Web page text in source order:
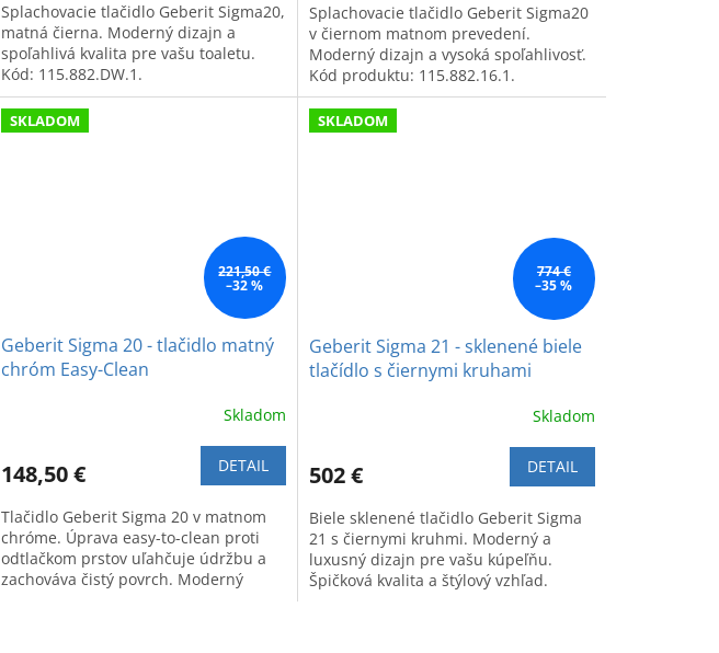
Splachovacie tlačidlo Geberit Sigma20,
matná čierna. Moderný dizajn a
spoľahlivá kvalita pre vašu toaletu.
Kód: 115.882.DW.1.
Splachovacie tlačidlo Geberit Sigma20
v čiernom matnom prevedení.
Moderný dizajn a vysoká spoľahlivosť.
Kód produktu: 115.882.16.1.
SKLADOM
221,50 €
–32 %
Geberit Sigma 20 - tlačidlo matný
chróm Easy-Clean
Skladom
148,50 € DETAIL
Tlačidlo Geberit Sigma 20 v matnom
chróme. Úprava easy-to-clean proti
odtlačkom prstov uľahčuje údržbu a
zachováva čistý povrch. Moderný
SKLADOM
774 €
–35 %
Geberit Sigma 21 - sklenené biele
tlačídlo s čiernymi kruhami
Skladom
502 € DETAIL
Biele sklenené tlačidlo Geberit Sigma
21 s čiernymi kruhmi. Moderný a
luxusný dizajn pre vašu kúpeľňu.
Špičková kvalita a štýlový vzhľad.